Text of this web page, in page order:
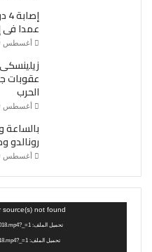
عمدا فى
أغسطس 9, 2026
عقوبات
الحرب
أغسطس 9, 2026
بالساعة
رونالدو
أغسطس 9, 2026
source(s) not found
تحميل الملف: https://7areer.com/wp-content/uploads/2019/02/voda2018.mp4?_=1
تحميل الملف: http://7areer.com/wp-content/uploads/2019/02/voda2018.mp4?_=1